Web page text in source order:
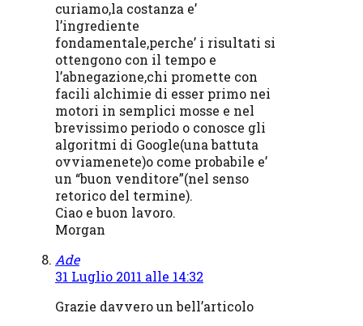
curiamo,la costanza e’
l’ingrediente
fondamentale,perche’ i risultati si
ottengono con il tempo e
l’abnegazione,chi promette con
facili alchimie di esser primo nei
motori in semplici mosse e nel
brevissimo periodo o conosce gli
algoritmi di Google(una battuta
ovviamenete)o come probabile e’
un “buon venditore”(nel senso
retorico del termine).
Ciao e buon lavoro.
Morgan
Ade
31 Luglio 2011 alle 14:32
Grazie davvero un bell’articolo